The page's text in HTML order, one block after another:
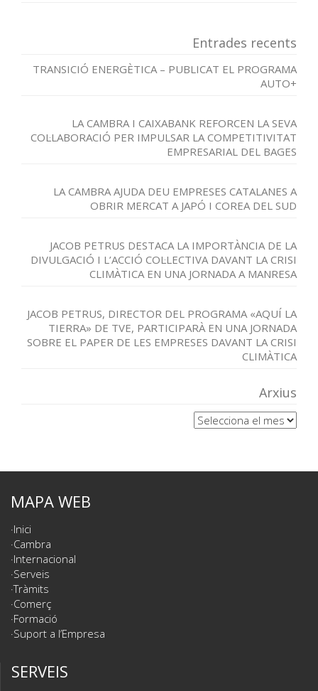
Entrades recents
TRANSICIÓ ENERGÈTICA – PUBLICAT EL PROGRAMA
AUTO+
LA CAMBRA I CAIXABANK REFORCEN LA SEVA
COL·LABORACIÓ PER IMPULSAR LA COMPETITIVITAT
EMPRESARIAL DEL BAGES
LA CAMBRA AJUDA DEU EMPRESES CATALANES A
OBRIR MERCAT A JAPÓ I COREA DEL SUD
JACOB PETRUS DESTACA LA IMPORTÀNCIA DE LA
DIVULGACIÓ I L’ACCIÓ COL·LECTIVA DAVANT LA CRISI
CLIMÀTICA EN UNA JORNADA A MANRESA
JACOB PETRUS, DIRECTOR DEL PROGRAMA «AQUÍ LA
TIERRA» DE TVE, PARTICIPARÀ EN UNA JORNADA
SOBRE EL PAPER DE LES EMPRESES DAVANT LA CRISI
CLIMÀTICA
Arxius
Arxius
MAPA WEB
Inici
Cambra
Internacional
Serveis
Tràmits
Comerç
Formació
Suport a l’Empresa
SERVEIS